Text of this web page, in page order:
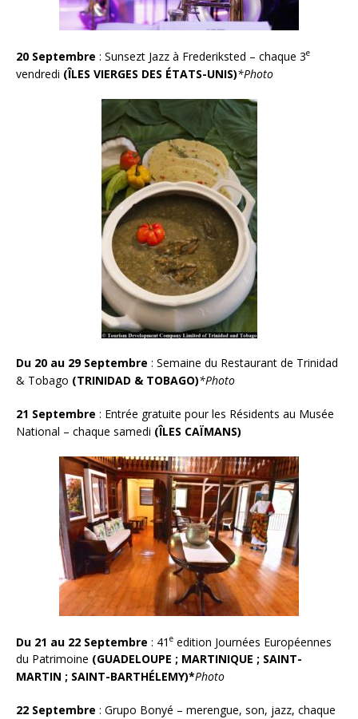
20 Septembre : Sunsezt Jazz à Frederiksted – chaque 3e
vendredi (ÎLES VIERGES DES ÉTATS-UNIS)*Photo
Du 20 au 29 Septembre : Semaine du Restaurant de Trinidad
& Tobago (TRINIDAD & TOBAGO)*Photo
21 Septembre : Entrée gratuite pour les Résidents au Musée
National – chaque samedi (ÎLES CAÏMANS)
Du 21 au 22 Septembre : 41 e edition Journées Européennes
du Patrimoine (GUADELOUPE ; MARTINIQUE ; SAINT-
MARTIN ; SAINT-BARTHÉLEMY)*Photo
22 Septembre : Grupo Bonyé – merengue, son, jazz, chaque